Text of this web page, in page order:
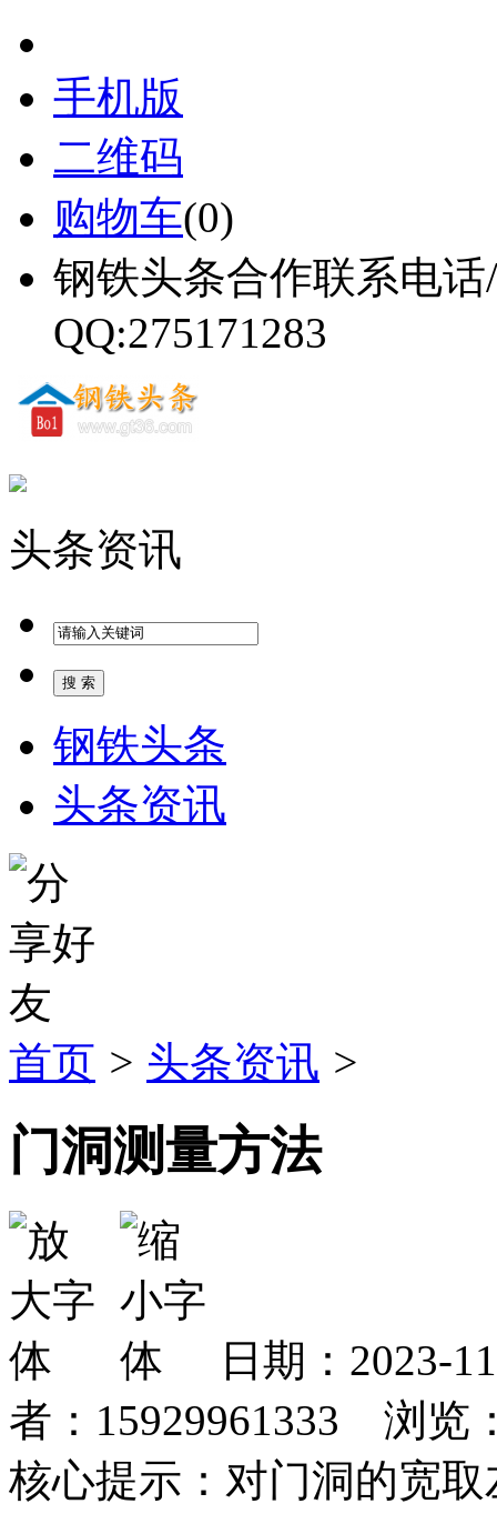
手机版
二维码
购物车(0)
钢铁头条合作联系电话
QQ:275171283
头条资讯
钢铁头条
头条资讯
首页 > 头条资讯 >
门洞测量方法
日期：2023-
者：15929961333 浏览
核心提示：对门洞的宽